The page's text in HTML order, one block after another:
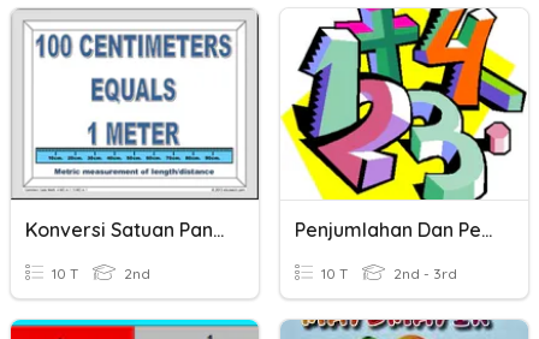
Konversi Satuan Panjang
10 T 2nd
Penjumlahan Dan Pengurangan Pecahan
10 T 2nd - 3rd